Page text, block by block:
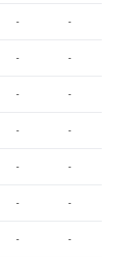
- -
- -
- -
- -
- -
- -
- -